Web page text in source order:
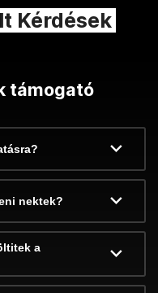
Kérdések
támogató
nektek?
a